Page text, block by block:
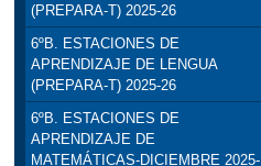
(PREPARA-T) 2025-26
6ºB. ESTACIONES DE
APRENDIZAJE DE LENGUA
(PREPARA-T) 2025-26
6ºB. ESTACIONES DE
APRENDIZAJE DE
MATEMÁTICAS-DICIEMBRE 2025-